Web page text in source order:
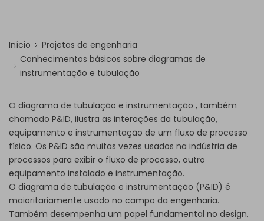
Início
Projetos de engenharia
Conhecimentos básicos sobre diagramas de
instrumentação e tubulação
O diagrama de tubulação e instrumentação , também
chamado P&ID, ilustra as interações da tubulação,
equipamento e instrumentação de um fluxo de processo
físico. Os P&ID são muitas vezes usados na indústria de
processos para exibir o fluxo de processo, outro
equipamento instalado e instrumentação.
O diagrama de tubulação e instrumentação (P&ID) é
maioritariamente usado no campo da engenharia.
Também desempenha um papel fundamental no design,